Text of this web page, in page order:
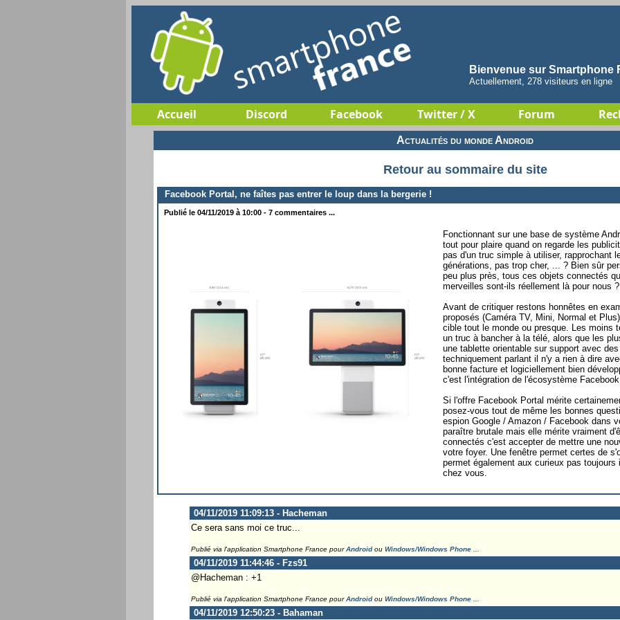
Bienvenue sur Smartphone
Actuellement, 278 visiteurs en ligne
Accueil Discord Facebook Twitter / X Forum
Actualités du monde Android
Retour au sommaire du site
Facebook Portal, ne faîtes pas entrer le loup dans la bergerie !
Publié le 04/11/2019 à 10:00 - 7 commentaires ...
Fonctionnant sur une base de système
tout pour plaire quand on regarde les
pas d'un truc simple à utiliser, rapprochant
générations, pas trop cher, ... ? Bien sûr
peu plus près, tous ces objets connectés
merveilles sont-ils réellement là pour nous ?
Avant de critiquer restons honnêtes en
proposés (Caméra TV, Mini, Normal et
cible tout le monde ou presque. Les moins
un truc à bancher à la télé, alors que les
une tablette orientable sur support avec
techniquement parlant il n'y a rien à dire
bonne facture et logiciellement bien
c'est l'intégration de l'écosystème
Si l'offre Facebook Portal mérite
posez-vous tout de même les bonnes
espion Google / Amazon / Facebook dans
paraître brutale mais elle mérite vraiment
connectés c'est accepter de mettre une
votre foyer. Une fenêtre permet certes de
permet également aux curieux pas
chez vous.
04/11/2019 11:09:13 - Hacheman
Ce sera sans moi ce truc...
Publié via l'application Smartphone France pourAndroidou Windows/Windows Phone...
04/11/2019 11:44:46 - Fzs91
@Hacheman : +1
Publié via l'application Smartphone France pourAndroidou Windows/Windows Phone...
04/11/2019 12:50:23 - Bahaman